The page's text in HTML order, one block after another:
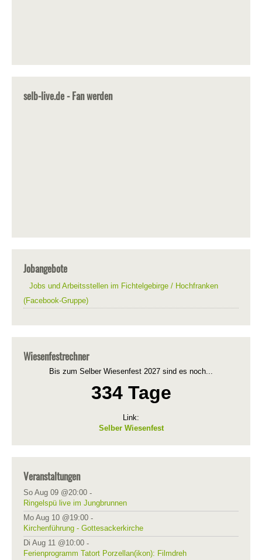
selb-live.de - Fan werden
Jobangebote
Jobs und Arbeitsstellen im Fichtelgebirge / Hochfranken
(Facebook-Gruppe)
Wiesenfestrechner
Bis zum Selber Wiesenfest 2027 sind es noch...
334 Tage
Link:
Selber Wiesenfest
Veranstaltungen
So Aug 09 @20:00 -
Ringelspü live im Jungbrunnen
Mo Aug 10 @19:00 -
Kirchenführung - Gottesackerkirche
Di Aug 11 @10:00 -
Ferienprogramm Tatort Porzellan(ikon): Filmdreh